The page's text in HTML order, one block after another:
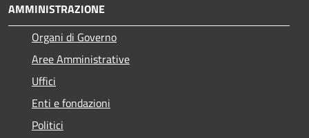
AMMINISTRAZIONE
Organi di Governo
Aree Amministrative
Uffici
Enti e fondazioni
Politici